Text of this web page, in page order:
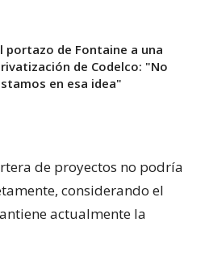
portazo de Fontaine a una
de Codelco: "No
en esa idea"
de proyectos no podría
considerando el
actualmente la